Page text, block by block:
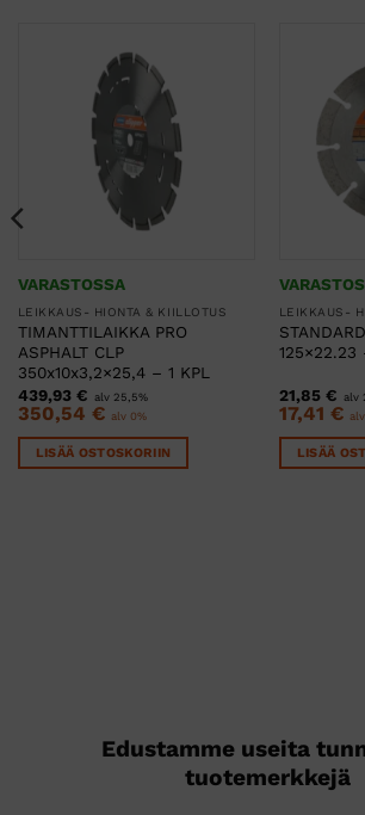
VARASTOSSA
LEIKKAUS- HIONTA & KIILLOTUS
TIMANTTILAIKKA PRO
ASPHALT CLP
350x10x3,2×25,4 – 1 KPL
439,93 € alv 25,5%
350,54 € alv 0%
LISÄÄ OSTOSKORIIN
LEIKKAUS-
125×22.23
21,85 € alv
17,41 €
LISÄÄ
Edustamme useita
tuotemerkkejä